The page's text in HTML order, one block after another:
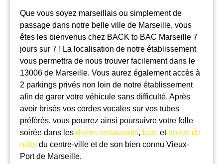
Que vous soyez marseillais ou simplement de
passage dans notre belle ville de Marseille, vous
êtes les bienvenus chez BACK to BAC Marseille 7
jours sur 7 ! La localisation de notre établissement
vous permettra de nous trouver facilement dans le
13006 de Marseille. Vous aurez également accès à
2 parkings privés non loin de notre établissement
afin de garer votre véhicule sans difficulté. Après
avoir brisés vos cordes vocales sur vos tubes
préférés, vous pourrez ainsi poursuivre votre folle
soirée dans les divers restaurants, bars et boites de
nuits du centre-ville et de son bien connu Vieux-
Port de Marseille.